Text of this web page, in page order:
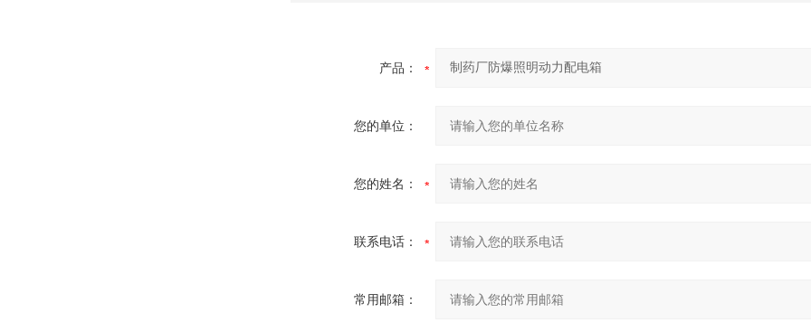
产品：
您的单位：
您的姓名：
联系电话：
常用邮箱：